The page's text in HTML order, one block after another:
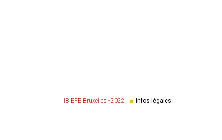
IB EFE Bruxelles - 2022 Infos légales